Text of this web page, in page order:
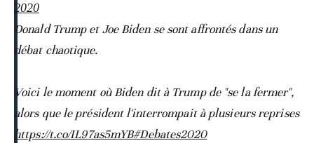
2020
Donald Trump et Joe Biden se sont affrontés dans un
débat chaotique.
Voici le moment où Biden dit à Trump de "se la fermer",
alors que le président l'interrompait à plusieurs reprises
https://t.co/IL97as5mYB#Debates2020